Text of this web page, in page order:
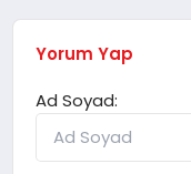
Yorum Yap
Ad Soyad: